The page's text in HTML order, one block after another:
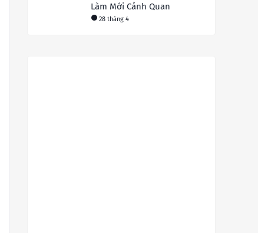
Làm Mới Cảnh Quan
28 tháng 4